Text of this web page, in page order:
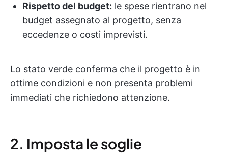
Rispetto del budget: le spese rientrano nel
budget assegnato al progetto, senza
eccedenze o costi imprevisti.
Lo stato verde conferma che il progetto è in
ottime condizioni e non presenta problemi
immediati che richiedono attenzione.
2. Imposta le soglie